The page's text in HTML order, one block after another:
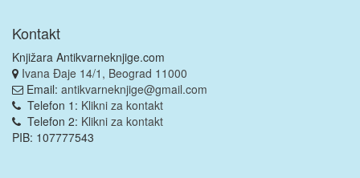
Kontakt
Knjižara Antikvarneknjige.com
Ivana Đaje 14/1, Beograd 11000
Email: antikvarneknjige@gmail.com
Telefon 1: Klikni za kontakt
Telefon 2: Klikni za kontakt
PIB: 107777543